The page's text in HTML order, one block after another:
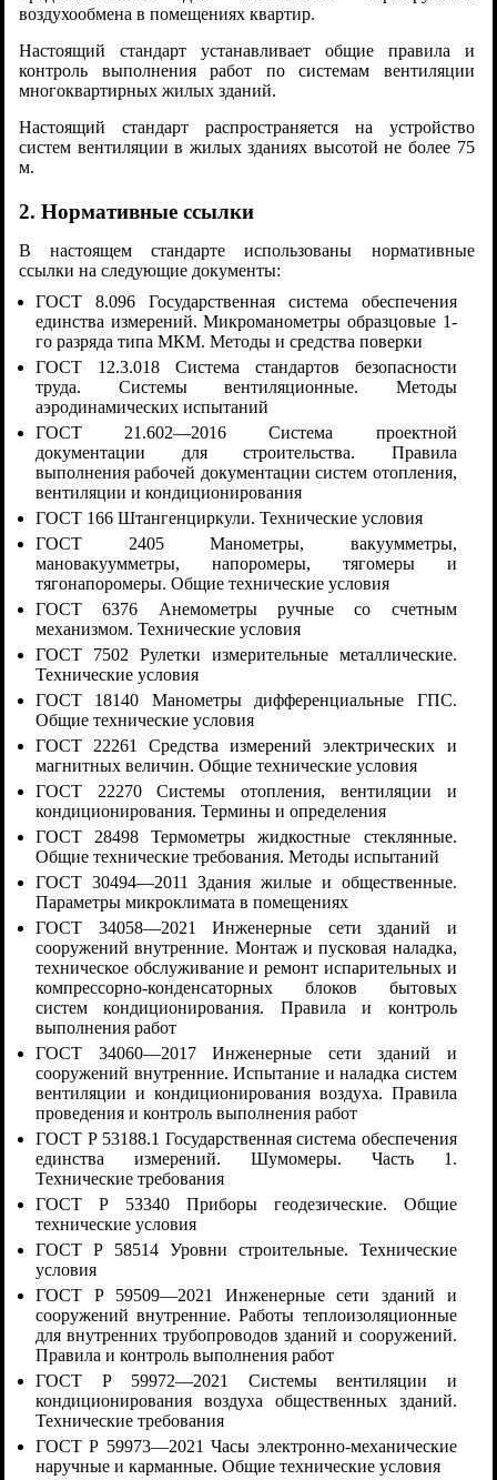
воздухообмена в помещениях квартир.
Настоящий стандарт устанавливает общие правила и
контроль выполнения работ по системам вентиляции
многоквартирных жилых зданий.
Настоящий стандарт распространяется на устройство
систем вентиляции в жилых зданиях высотой не более 75
м.
2. Нормативные ссылки
В настоящем стандарте использованы нормативные
ссылки на следующие документы:
ГОСТ 8.096 Государственная система обеспечения
единства измерений. Микроманометры образцовые 1-
го разряда типа МКМ. Методы и средства поверки
ГОСТ 12.3.018 Система стандартов безопасности
труда. Системы вентиляционные. Методы
аэродинамических испытаний
ГОСТ 21.602—2016 Система проектной
документации для строительства. Правила
выполнения рабочей документации систем отопления,
вентиляции и кондиционирования
ГОСТ 166 Штангенциркули. Технические условия
ГОСТ 2405 Манометры, вакуумметры,
мановакуумметры, напоромеры, тягомеры и
тягонапоромеры. Общие технические условия
ГОСТ 6376 Анемометры ручные со счетным
механизмом. Технические условия
ГОСТ 7502 Рулетки измерительные металлические.
Технические условия
ГОСТ 18140 Манометры дифференциальные ГПС.
Общие технические условия
ГОСТ 22261 Средства измерений электрических и
магнитных величин. Общие технические условия
ГОСТ 22270 Системы отопления, вентиляции и
кондиционирования. Термины и определения
ГОСТ 28498 Термометры жидкостные стеклянные.
Общие технические требования. Методы испытаний
ГОСТ 30494—2011 Здания жилые и общественные.
Параметры микроклимата в помещениях
ГОСТ 34058—2021 Инженерные сети зданий и
сооружений внутренние. Монтаж и пусковая наладка,
техническое обслуживание и ремонт испарительных и
компрессорно-конденсаторных блоков бытовых
систем кондиционирования. Правила и контроль
выполнения работ
ГОСТ 34060—2017 Инженерные сети зданий и
сооружений внутренние. Испытание и наладка систем
вентиляции и кондиционирования воздуха. Правила
проведения и контроль выполнения работ
ГОСТ Р 53188.1 Государственная система обеспечения
единства измерений. Шумомеры. Часть 1.
Технические требования
ГОСТ Р 53340 Приборы геодезические. Общие
технические условия
ГОСТ Р 58514 Уровни строительные. Технические
условия
ГОСТ Р 59509—2021 Инженерные сети зданий и
сооружений внутренние. Работы теплоизоляционные
для внутренних трубопроводов зданий и сооружений.
Правила и контроль выполнения работ
ГОСТ Р 59972—2021 Системы вентиляции и
кондиционирования воздуха общественных зданий.
Технические требования
ГОСТ Р 59973—2021 Часы электронно-механические
наручные и карманные. Общие технические условия